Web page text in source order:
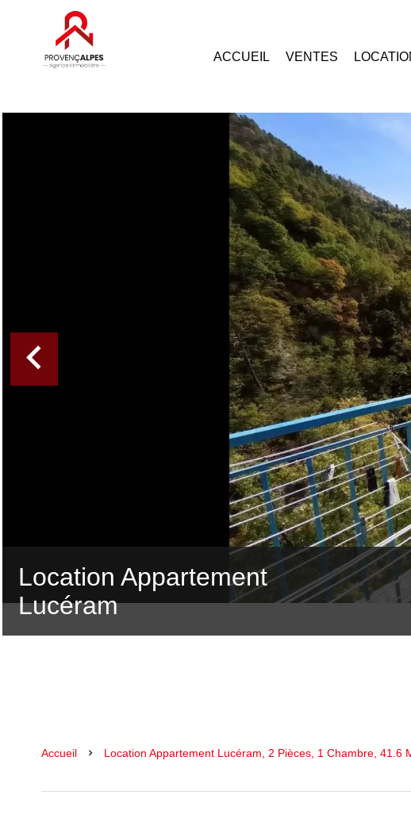
ACCUEIL VENTES
Location Appartement
Lucéram
Accueil Location Appartement Lucéram, 2 Pièces, 1 Chambre, 41.6